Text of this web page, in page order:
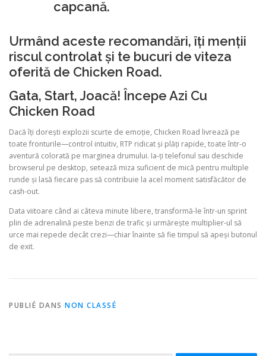
capcană.
Urmând aceste recomandări, îți menții
riscul controlat și te bucuri de viteza
oferită de Chicken Road.
Gata, Start, Joacă! Începe Azi Cu
Chicken Road
Dacă îți dorești explozii scurte de emoție, Chicken Road livrează pe
toate fronturile—control intuitiv, RTP ridicat și plăți rapide, toate într‑o
aventură colorată pe marginea drumului. Ia-ți telefonul sau deschide
browserul pe desktop, setează miza suficient de mică pentru multiple
runde și lasă fiecare pas să contribuie la acel moment satisfăcător de
cash‑out.
Data viitoare când ai câteva minute libere, transformă-le într-un sprint
plin de adrenalină peste benzi de trafic și urmărește multiplier-ul să
urce mai repede decât crezi—chiar înainte să fie timpul să apeși butonul
de exit.
PUBLIÉ DANS NON CLASSÉ